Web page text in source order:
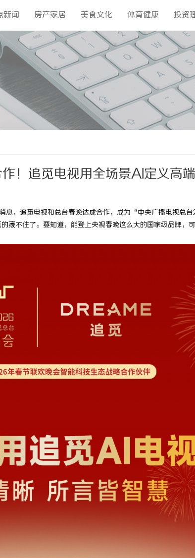
新闻 房产家居 美食文化 体育健康 投资
！追觅电视用全场景AI定义高
息，追觅电视和总台春晚达成合作，成为“中央广播电视总
藏不住了。要知道，能登上央视春晚这么大的国家级品牌，
秘！专业充电桩项目软件开发商，究竟藏着 开店最怕“搜不
ai却天天给他免